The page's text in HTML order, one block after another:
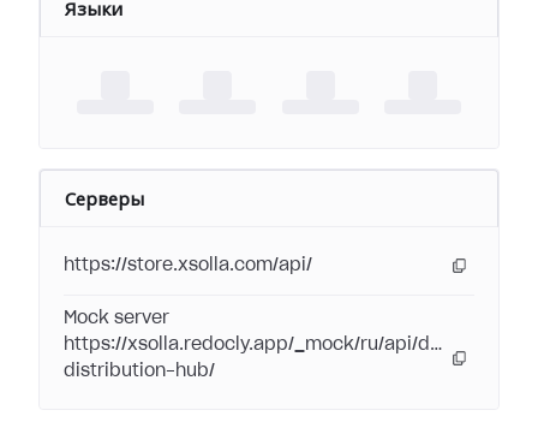
Языки
Серверы
https://store.xsolla.com/api/
Mock server
https://xsolla.redocly.app/_mock/ru/api/digital-
distribution-hub/